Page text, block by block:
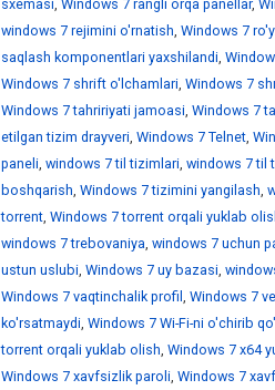
sxemasi, Windows 7 rangli orqa panellar,
windows 7 rejimini o'rnatish, Windows 7
saqlash komponentlari yaxshilandi,
Windows 7 shrift o'lchamlari, Windows 7
Windows 7 tahririyati jamoasi, Windows 7
etilgan tizim drayveri, Windows 7 Telnet,
paneli, windows 7 til tizimlari, windows 7 til
boshqarish, Windows 7 tizimini yangilash,
torrent, Windows 7 torrent orqali yuklab
windows 7 trebovaniya, windows 7 uchun
ustun uslubi, Windows 7 uy bazasi,
Windows 7 vaqtinchalik profil , Windows 7
ko'rsatmaydi, Windows 7 Wi-Fi-ni o'chirib
torrent orqali yuklab olish, Windows 7 x64
Windows 7 xavfsizlik paroli, Windows 7